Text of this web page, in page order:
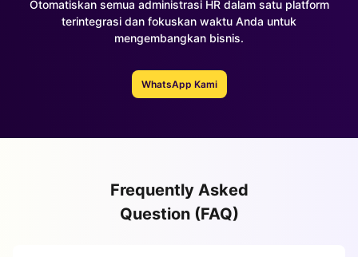
Otomatiskan semua administrasi HR dalam satu platform
terintegrasi dan fokuskan waktu Anda untuk
mengembangkan bisnis.
WhatsApp Kami
Frequently Asked
Question (FAQ)